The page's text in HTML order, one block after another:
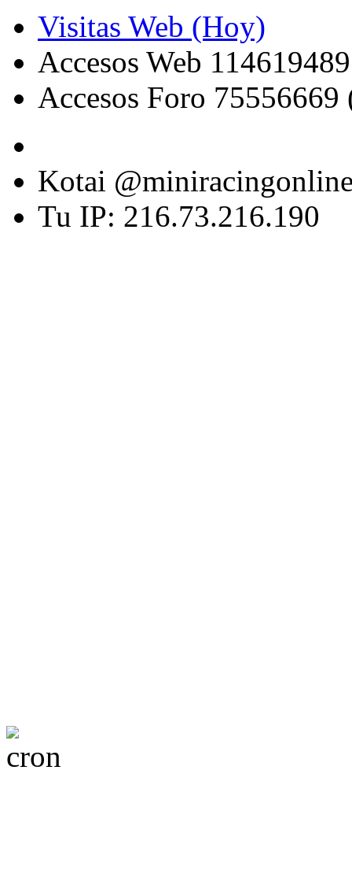
Visitas Web (Hoy)
Accesos Web
Accesos Foro 75556669
Kotai
Tu IP: 216.73.216.190